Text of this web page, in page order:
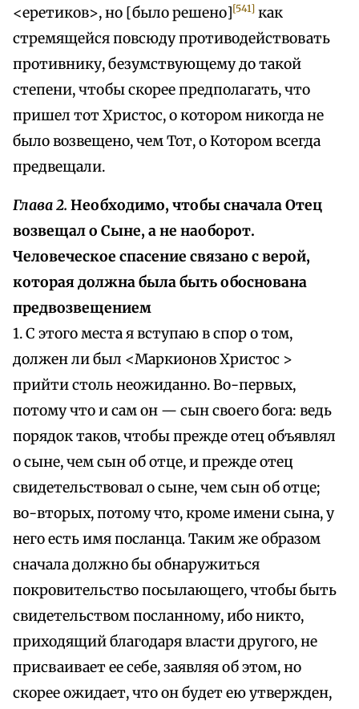
<еретиков>, но [было решено][541] как
стремящейся повсюду противодействовать
противнику, безумствующему до такой
степени, чтобы скорее предполагать, что
пришел тот Христос, о котором никогда не
было возвещено, чем Тот, о Котором всегда
предвещали.
Глава 2. Необходимо, чтобы сначала Отец
возвещал о Сыне, а не наоборот.
Человеческое спасение связано с верой,
которая должна была быть обоснована
предвозвещением
1. С этого места я вступаю в спор о том,
должен ли был <Маркионов Христос >
прийти столь неожиданно. Во-первых,
потому что и сам он — сын своего бога: ведь
порядок таков, чтобы прежде отец объявлял
о сыне, чем сын об отце, и прежде отец
свидетельствовал о сыне, чем сын об отце;
во-вторых, потому что, кроме имени сына, у
него есть имя посланца. Таким же образом
сначала должно бы обнаружиться
покровительство посылающего, чтобы быть
свидетельством посланному, ибо никто,
приходящий благодаря власти другого, не
присваивает ее себе, заявляя об этом, но
скорее ожидает, что он будет ею утвержден,